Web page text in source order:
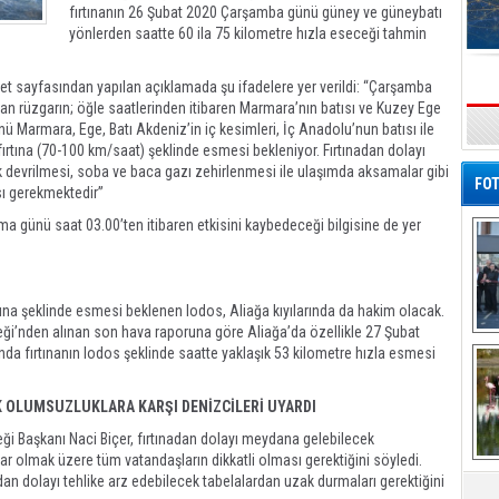
fırtınanın 26 Şubat 2020 Çarşamba günü güney ve güneybatı
yönlerden saatte 60 ila 75 kilometre hızla eseceği tahmin
sayfasından yapılan açıklamada şu ifadelere yer verildi: “Çarşamba
rüzgarın; öğle saatlerinden itibaren Marmara’nın batısı ve Kuzey Ege
Marmara, Ege, Batı Akdeniz’in iç kesimleri, İç Anadolu’nun batısı ile
(70-100 km/saat) şeklinde esmesi bekleniyor. Fırtınadan dolayı
soba ve baca gazı zehirlenmesi ile ulaşımda aksamalar gibi
gerekmektedir”
günü saat 03.00’ten itibaren etkisini kaybedeceği bilgisine de yer
şeklinde esmesi beklenen lodos, Aliağa kıyılarında da hakim olacak.
alınan son hava raporuna göre Aliağa’da özellikle 27 Şubat
fırtınanın lodos şeklinde saatte yaklaşık 53 kilometre hızla esmesi
KARŞI DENİZCİLERİ UYARDI
Başkanı Naci Biçer, fırtınadan dolayı meydana gelebilecek
olmak üzere tüm vatandaşların dikkatli olması gerektiğini söyledi.
dolayı tehlike arz edebilecek tabelalardan uzak durmaları gerektiğini